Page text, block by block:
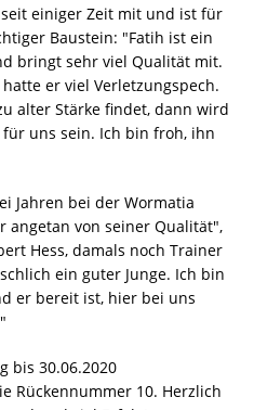
einiger Zeit mit und ist für
Baustein: "Fatih ist ein
bringt sehr viel Qualität mit.
er viel Verletzungspech.
alter Stärke findet, dann wird
uns sein. Ich bin froh, ihn
Jahren bei der Wormatia
angetan von seiner Qualität",
Hess, damals noch Trainer
ein guter Junge. Ich bin
er bereit ist, hier bei uns
bis 30.06.2020
Rückennummer 10. Herzlich